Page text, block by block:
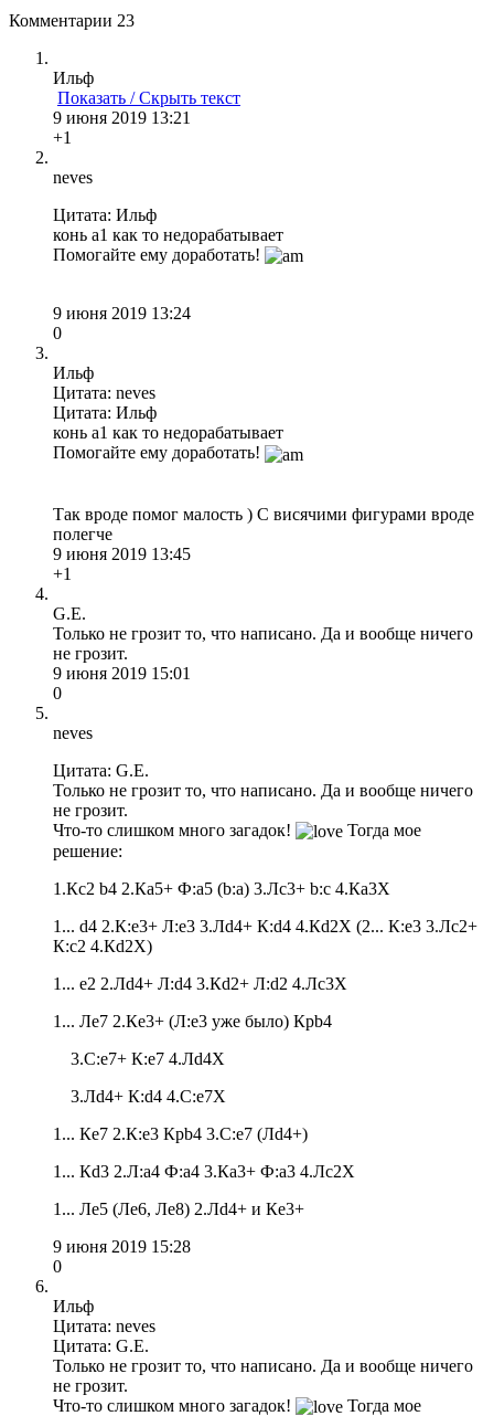
Комментарии 23
Ильф
Показать / Скрыть текст
9 июня 2019 13:21
+1
neves
Цитата: Ильф
конь а1 как то недорабатывает
Помогайте ему доработать!
9 июня 2019 13:24
0
Ильф
Цитата: neves
Цитата: Ильф
конь а1 как то недорабатывает
Помогайте ему доработать!
Так вроде помог малость ) С висячими фигурами вроде
полегче
9 июня 2019 13:45
+1
G.E.
Только не грозит то, что написано. Да и вообще ничего
не грозит.
9 июня 2019 15:01
0
neves
Цитата: G.E.
Только не грозит то, что написано. Да и вообще ничего
не грозит.
Что-то слишком много загадок!
Тогда мое
решение:
1.Кc2 b4 2.Кa5+ Ф:a5 (b:a) 3.Лc3+ b:c 4.Кa3X
1... d4 2.К:e3+ Л:e3 3.Лd4+ К:d4 4.Кd2X (2... К:e3 3.Лc2+
К:c2 4.Кd2X)
1... e2 2.Лd4+ Л:d4 3.Кd2+ Л:d2 4.Лc3X
1... Лe7 2.Кe3+ (Л:e3 уже было) Крb4
3.С:e7+ К:e7 4.Лd4X
3.Лd4+ К:d4 4.С:e7X
1... Кe7 2.К:e3 Крb4 3.С:e7 (Лd4+)
1... Кd3 2.Л:a4 Ф:a4 3.Кa3+ Ф:a3 4.Лc2X
1... Лe5 (Лe6, Лe8) 2.Лd4+ и Кe3+
9 июня 2019 15:28
0
Ильф
Цитата: neves
Цитата: G.E.
Только не грозит то, что написано. Да и вообще ничего
не грозит.
Что-то слишком много загадок!
Тогда мое